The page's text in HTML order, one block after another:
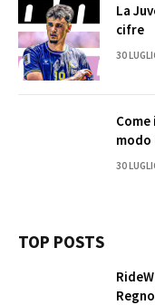
La
cifre
30
modo
30
TOP POSTS